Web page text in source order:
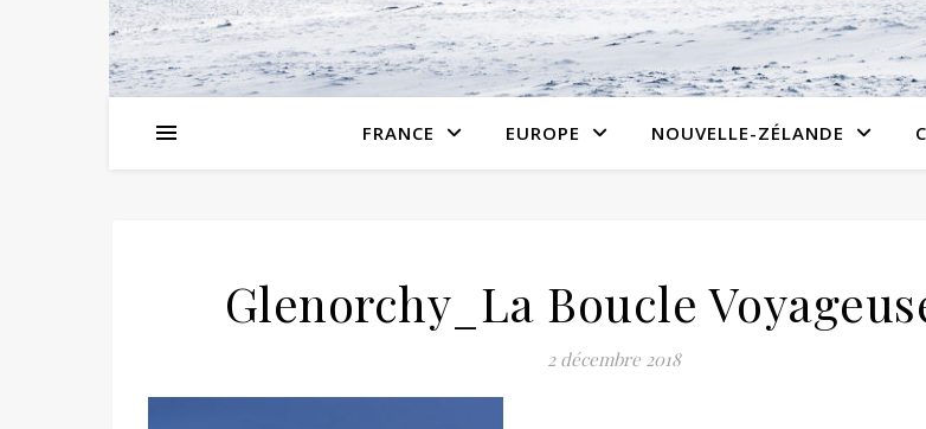
FRANCE EUROPE NOUVELLE-ZÉLANDE
Glenorchy_La Boucle
2 décembre 2018